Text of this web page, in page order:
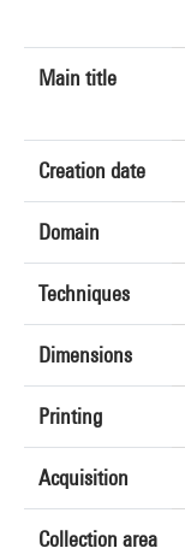
Main title
Creation date
Domain
Techniques
Dimensions
Printing
Acquisition
Collection area